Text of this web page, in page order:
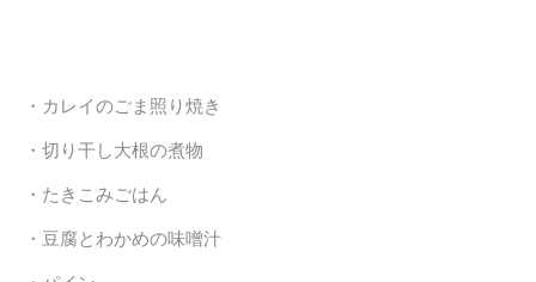
・カレイのごま照り焼き
・切り干し大根の煮物
・たきこみごはん
・豆腐とわかめの味噌汁